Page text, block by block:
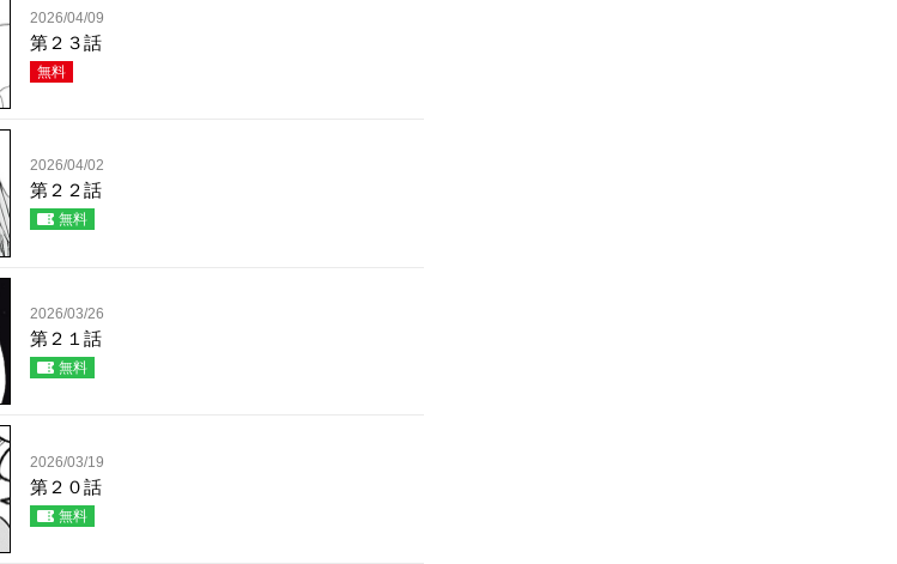
2026/04/09
第２３話
無料
2026/04/02
第２２話
無料
2026/03/26
第２１話
無料
2026/03/19
第２０話
無料